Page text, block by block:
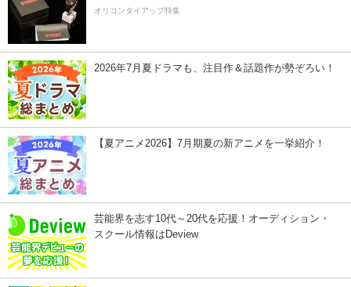
オリコンタイアップ特集
2026年7月夏ドラマも、注目作＆話題作が勢ぞろい！
【夏アニメ2026】7月期夏の新アニメを一挙紹介！
芸能界を志す10代～20代を応援！オーディション・
スクール情報はDeview